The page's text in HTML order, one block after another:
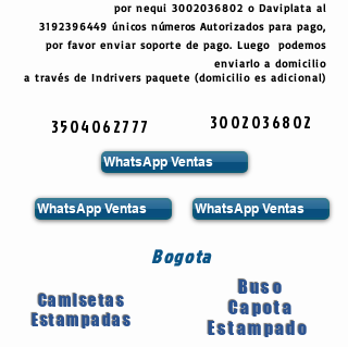
por nequi 3002036802 o Daviplata al
3192396449 únicos números Autorizados para pago,
por favor enviar soporte de pago. Luego podemos
enviarlo a domicilio
a través de Indrivers paquete (domicilio es adicional)
3504062777 3002036802
WhatsApp Ventas
WhatsApp Ventas WhatsApp Ventas
Bogota
Camisetas
Estampadas
Buso
Capota
Estampado